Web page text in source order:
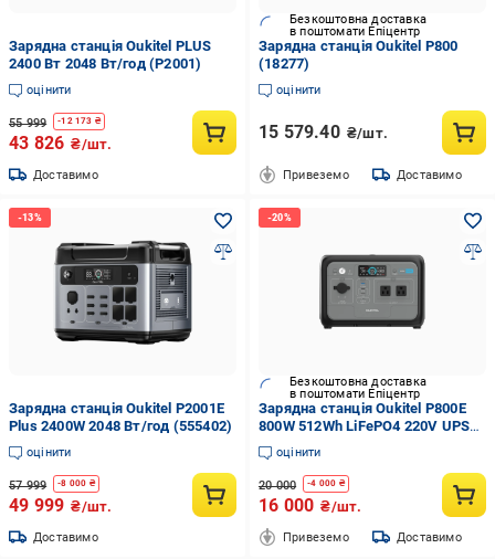
Зарядна станція Oukitel PLUS
2400 Вт 2048 Вт/год (P2001)
оцінити
55 999 -12 173 ₴
43 826 ₴/шт.
Доставимо
Безкоштовна доставка
в поштомати Епіцентр
Зарядна станція Oukitel P800
(18277)
оцінити
15 579.40 ₴/шт.
Привеземо Доставимо
Зарядна станція Oukitel P2001E
Plus 2400W 2048 Вт/год (555402)
оцінити
57 999 -8 000 ₴
49 999 ₴/шт.
Доставимо
Безкоштовна доставка
в поштомати Епіцентр
Зарядна станція Oukitel P800E
800W 512Wh LiFePO4 220V UPS
(32064047)
оцінити
20 000 -4 000 ₴
16 000 ₴/шт.
Привеземо Доставимо